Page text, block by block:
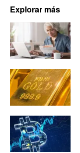
Explorar más